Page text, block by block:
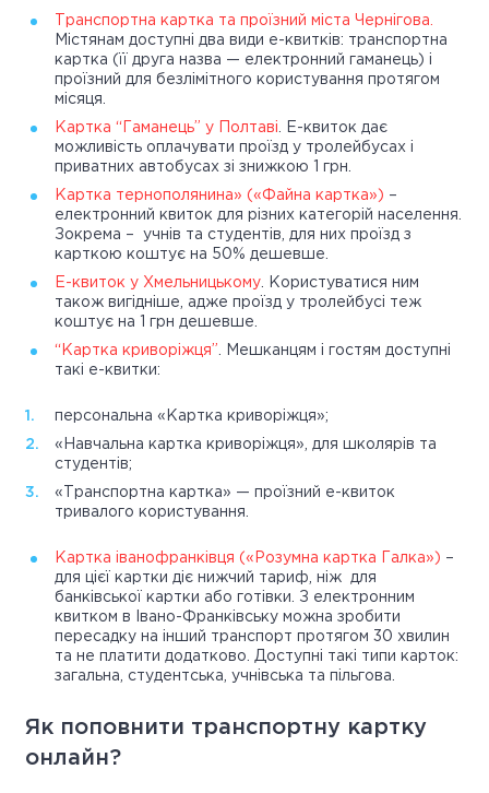
Транспортна картка та проїзний міста Чернігова.
Містянам доступні два види е-квитків: транспортна
картка (її друга назва — електронний гаманець) і
проїзний для безлімітного користування протягом
місяця.
Картка “Гаманець” у Полтаві . Е-квиток дає
можливість оплачувати проїзд у тролейбусах і
приватних автобусах зі знижкою 1 грн.
Картка тернополянина» («Файна картка») –
електронний квиток для різних категорій населення.
Зокрема – учнів та студентів, для них проїзд з
карткою коштує на 50% дешевше.
Е-квиток у Хмельницькому . Користуватися ним
також вигідніше, адже проїзд у тролейбусі теж
коштує на 1 грн дешевше.
“Картка криворіжця” . Мешканцям і гостям доступні
такі е-квитки:
персональна «Картка криворіжця»;
«Навчальна картка криворіжця», для школярів та
студентів;
«Транспортна картка» — проїзний е-квиток
тривалого користування.
Картка іванофранківця («Розумна картка Галка») –
для цієї картки діє нижчий тариф, ніж для
банківської картки або готівки. З електронним
квитком в Івано-Франківську можна зробити
пересадку на інший транспорт протягом 30 хвилин
та не платити додатково. Доступні такі типи карток:
загальна, студентська, учнівська та пільгова.
Як поповнити транспортну картку
онлайн?